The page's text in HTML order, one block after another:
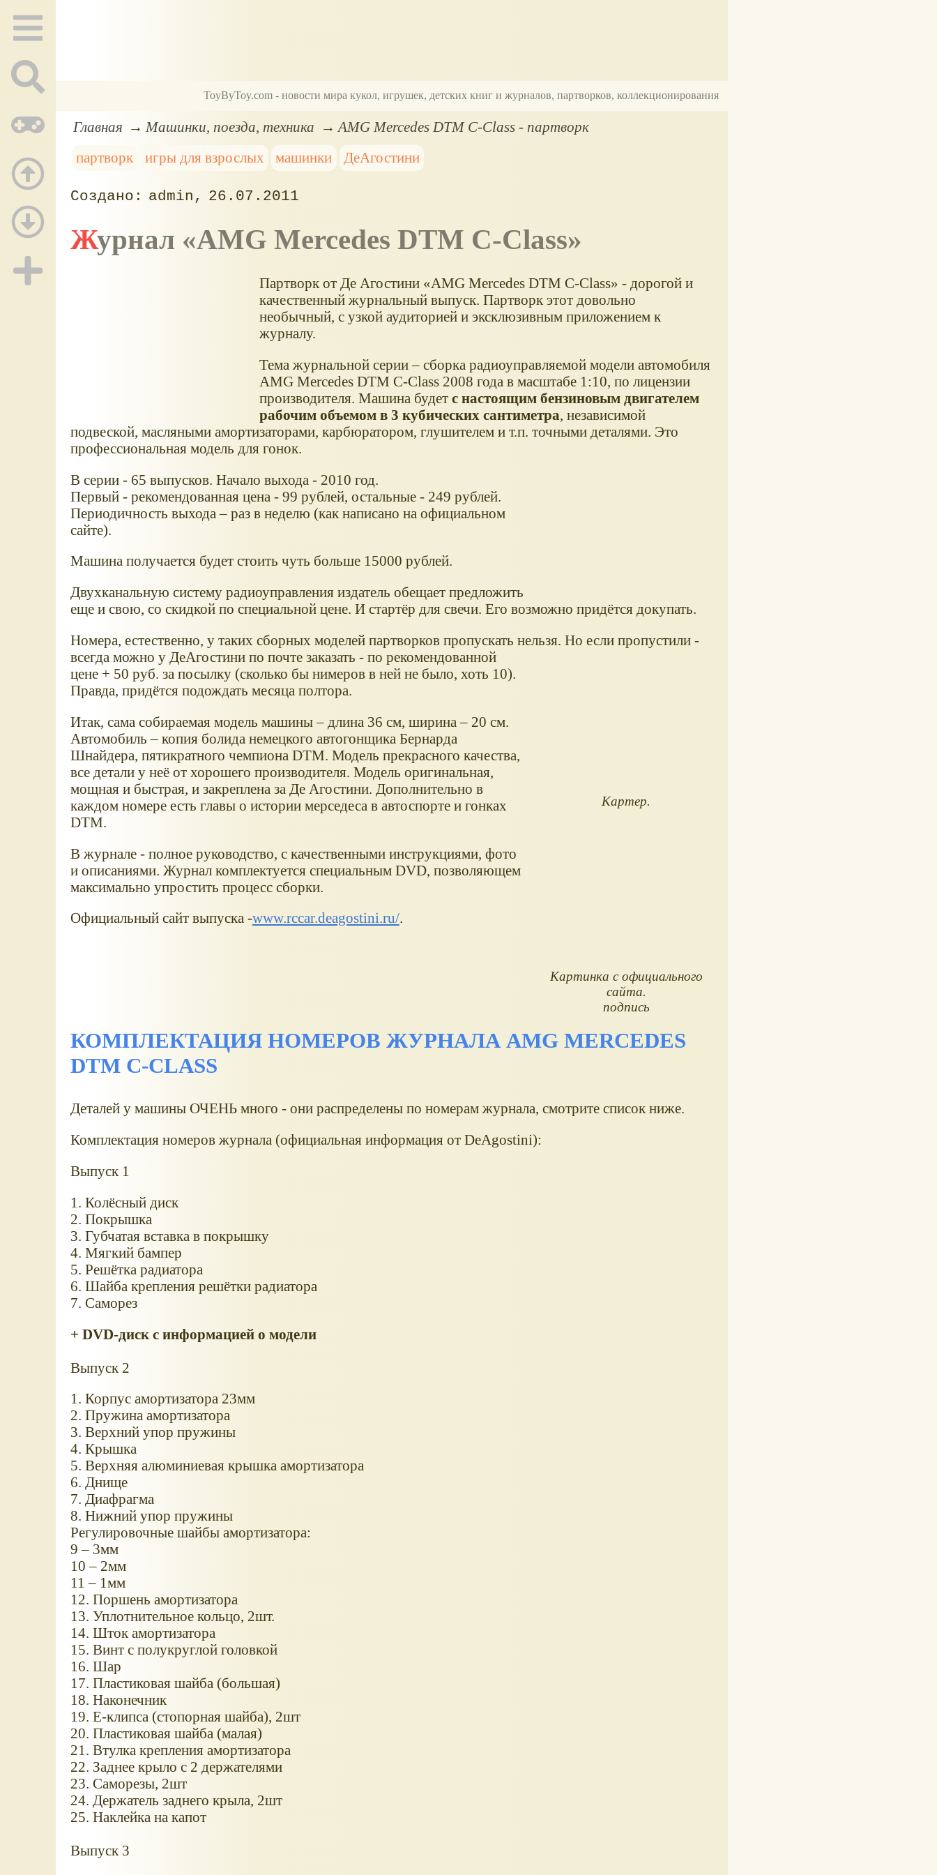
ToyByToy.com - новости мира кукол, игрушек, детских книг и журналов, партворков, коллекционирования
Главная Машинки, поезда, техника
AMG Mercedes DTM C-Class - партворк
партворк
игры для взрослых машинки ДеАгостини
admin 26.07.2011
Журнал «AMG Mercedes DTM C-Class»
Партворк от Де Агостини «AMG Mercedes DTM C-Class» - дорогой и
качественный журнальный выпуск. Партворк этот довольно
необычный, с узкой аудиторией и эксклюзивным приложением к
журналу.
Тема журнальной серии – сборка радиоуправляемой модели автомобиля
AMG Mercedes DTM C-Class 2008 года в масштабе 1:10, по лицензии
производителя. Машина будет с настоящим бензиновым двигателем
рабочим объемом в 3 кубических сантиметра, независимой
подвеской, масляными амортизаторами, карбюратором, глушителем и т.п. точными деталями. Это
профессиональная модель для гонок.
В серии - 65 выпусков. Начало выхода - 2010 год.
Первый - рекомендованная цена - 99 рублей, остальные - 249 рублей.
Периодичность выхода – раз в неделю (как написано на официальном
сайте).
Машина получается будет стоить чуть больше 15000 рублей.
Двухканальную систему радиоуправления издатель обещает предложить
еще и свою, со скидкой по специальной цене. И стартёр для свечи. Его возможно придётся докупать.
Номера, естественно, у таких сборных моделей партворков пропускать нельзя.
Картер.
Но если пропустили -
всегда можно у ДеАгостини по почте заказать - по рекомендованной
цене + 50 руб. за посылку (сколько бы нимеров в ней не было, хоть 10).
Правда, придётся подождать месяца полтора.
Итак, сама собираемая модель машины – длина 36 см, ширина – 20 см.
Автомобиль – копия болида немецкого автогонщика Бернарда
Шнайдера, пятикратного чемпиона DTM. Модель прекрасного качества,
все детали у неё от хорошего производителя. Модель оригинальная,
мощная и быстрая, и закреплена за Де Агостини. Дополнительно в
каждом номере есть главы о истории мерседеса в автоспорте и гонках
DTM.
Картинка с официального
сайта.
подпись
В журнале - полное руководство, с качественными инструкциями, фото
и описаниями. Журнал комплектуется специальным DVD, позволяющем
максимально упростить процесс сборки.
Официальный сайт выпуска -www.rccar.deagostini.ru/.
КОМПЛЕКТАЦИЯ НОМЕРОВ ЖУРНАЛА AMG MERCEDES
DTM C-CLASS
Деталей у машины ОЧЕНЬ много - они распределены по номерам журнала, смотрите список ниже.
Комплектация номеров журнала (официальная информация от DeAgostini):
Выпуск 1
1. Колёсный диск
2. Покрышка
3. Губчатая вставка в покрышку
4. Мягкий бампер
5. Решётка радиатора
6. Шайба крепления решётки радиатора
7. Саморез
+ DVD-диск с информацией о модели
Выпуск 2
1. Корпус амортизатора 23мм
2. Пружина амортизатора
3. Верхний упор пружины
4. Крышка
5. Верхняя алюминиевая крышка амортизатора
6. Днище
7. Диафрагма
8. Нижний упор пружины
Регулировочные шайбы амортизатора:
9 – 3мм
10 – 2мм
11 – 1мм
12. Поршень амортизатора
13. Уплотнительное кольцо, 2шт.
14. Шток амортизатора
15. Винт с полукруглой головкой
16. Шар
17. Пластиковая шайба (большая)
18. Наконечник
19. Е-клипса (стопорная шайба), 2шт
20. Пластиковая шайба (малая)
21. Втулка крепления амортизатора
22. Заднее крыло с 2 держателями
23. Саморезы, 2шт
24. Держатель заднего крыла, 2шт
25. Наклейка на капот
Выпуск 3